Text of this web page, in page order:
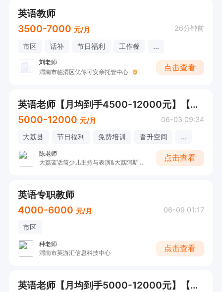
英语教师
3500-7000 元/月 26分钟前
市区 话补 节日福利 工作餐 ...
刘老师
渭南市临渭区优你可安亲托管中心
点击查看
英语老师【月均到手4500-12000元】【大荔县城】
5000-12000 元/月 06-03 09:34
大荔县 节日福利 免费培训 晋升空间 ...
陈老师
大荔蓝话筒少儿主持与表演&大荔阿斯顿英语
点击查看
英语专职教师
4000-6000 元/月 06-09 01:17
市区
种老师
渭南市英游汇信息科技中心
点击查看
英语老师【月均到手5000-12000元】【大荔县城】